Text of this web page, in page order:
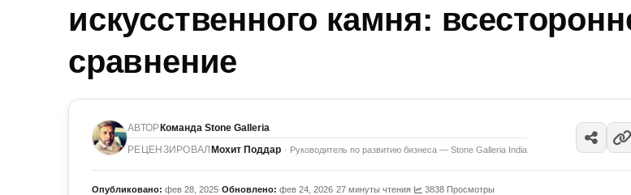
искусственного камня:
сравнение
АВТОР Команда Stone Galleria
РЕЦЕНЗИРОВАЛ Мохит Поддар · Руководитель по развитию бизнеса — Stone Galleria India
Опубликовано: фев 28, 2025·Обновлено: фев 24, 2026·27 минуты чтения· 3838 Просмотры